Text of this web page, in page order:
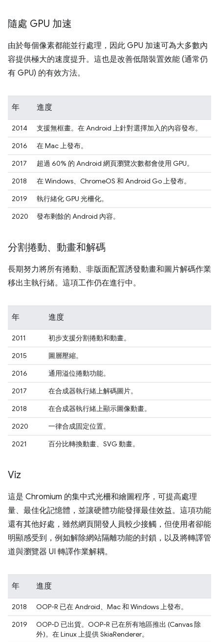
隨處 GPU 加速
由於每個像素都能並行處理，因此 GPU 加速可為大多數內
容提供極大的速度提升。這也是改善低階裝置效能 (通常仍
有 GPU) 的有效方法。
年 進度
2014
支援無框畫。在 Android 上針對選擇加入的內容發布。
2016
在 Mac 上發布。
2017
超過 60% 的 Android 網頁瀏覽次數都會使用 GPU。
2018
在 Windows、ChromeOS 和 Android Go 上發布。
2019
執行緒化 GPU 光柵化。
2020
發布剩餘的 Android 內容。
分割捲動、動畫和解碼
長期努力將所有捲動、非版面配置誘發動畫和圖片解碼作業
移出主執行緒。這項工作仍在進行中。
年 進度
2011
初步支援分割捲動和動畫。
2015
圖層壓縮。
2016
通用溢位捲動功能。
2017
在合成器執行緒上解碼圖片。
2018
在合成器執行緒上顯示圖像動畫。
2020
一律合成固定位置。
2021
百分比轉換動畫、SVG 動畫。
Viz
這是 Chromium 的集中式光柵和繪圖程序，可提高處理
量、最佳化記憶體，並讓硬體功能發揮最佳效益。這項功能
還有其他好處，雖然網頁開發人員較少接觸，但使用者卻能
明顯感受到，例如解除網站隔離功能的封鎖，以及將轉譯管
道與瀏覽器 UI 轉譯作業解耦。
年 進度
2018
OOP-R 已在 Android、Mac 和 Windows 上發布。
2019
OOP-D 已出貨。OOP-R 已在所有地區推出 (Canvas 除
外)。在 Linux 上提供 SkiaRenderer。